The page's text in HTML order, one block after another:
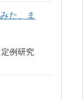
た、ま
例研究